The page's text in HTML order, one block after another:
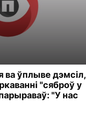
ва ўплыве дэмсіл,
"сяброў у
"У нас